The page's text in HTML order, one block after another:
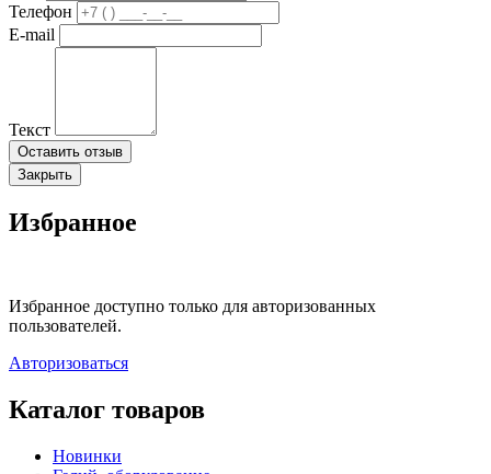
Телефон
E-mail
Текст
Оставить отзыв
Закрыть
Избранное
Избранное доступно только для авторизованных
пользователей.
Авторизоваться
Каталог товаров
Новинки